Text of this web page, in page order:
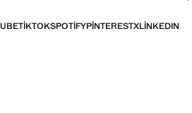
TIKTOKSPOTIFYPINTERESTXLINKEDIN